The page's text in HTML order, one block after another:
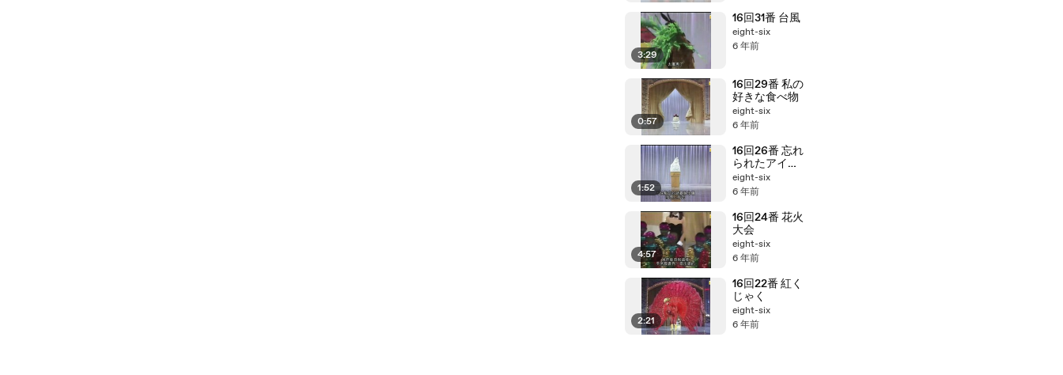
3:29
16回31番 台風
eight-six
6 年前
0:57
16回29番 私の
好きな食べ物
eight-six
6 年前
1:52
16回26番 忘れ
られたアイス
クリーム
eight-six
6 年前
4:57
16回24番 花火
大会
eight-six
6 年前
2:21
16回22番 紅く
じゃく
eight-six
6 年前